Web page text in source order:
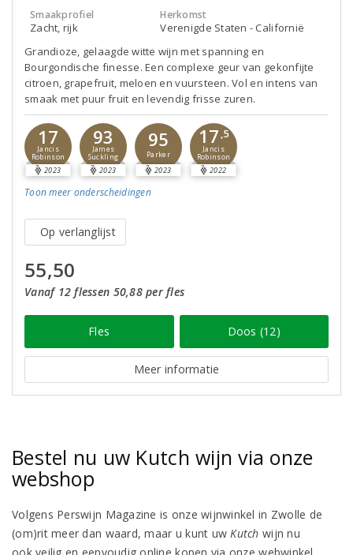
Smaakprofiel
Zacht, rijk
Herkomst
Verenigde Staten - Californië
Grandioze, gelaagde witte wijn met spanning en
Bourgondische finesse. Een complexe geur van gekonfijte
citroen, grapefruit, meloen en vuursteen. Vol en intens van
smaak met puur fruit en levendig frisse zuren.
17
Jancis
Robinson
2023
93
James
Suckling
2023
95
Parker
2023
17 ,5
Jancis
Robinson
2022
Toon meer onderscheidingen
Op verlanglijst
55,50
Vanaf 12 flessen 50,88 per fles
Fles Doos (12)
Meer informatie
Bestel nu uw Kutch wijn via onze
webshop
Volgens Perswijn Magazine is onze wijnwinkel in Zwolle de
(om)rit meer dan waard, maar u kunt uwKutchwijn nu